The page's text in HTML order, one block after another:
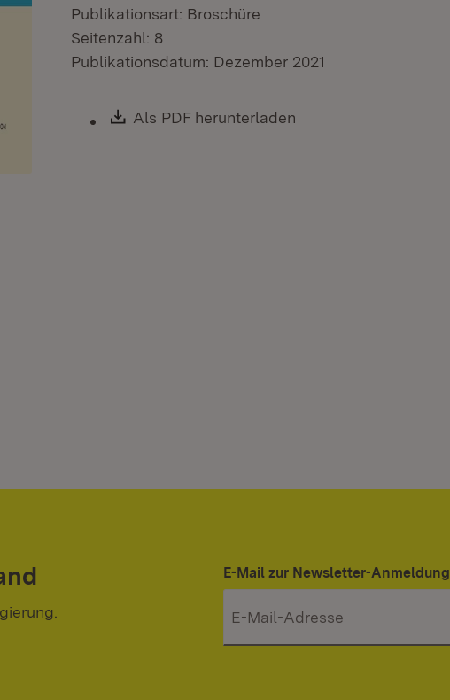
Publikationsart: Broschüre
Seitenzahl: 8
Publikationsdatum: Dezember 2021
Download:
Als PDF herunterladen
E-Mail zur Newsletter-Anmeldung